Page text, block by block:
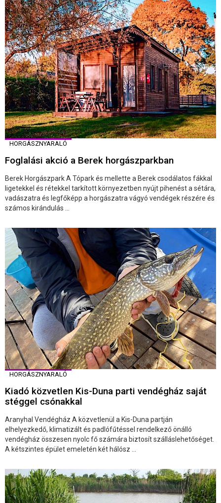
HORGÁSZNYARALÓ
Foglalási akció a Berek horgászparkban
Berek Horgászpark A Tópark és mellette a Berek csodálatos fákkal
ligetekkel és rétekkel tarkított környezetben nyújt pihenést a sétára,
vadászatra és legfőképp a horgászatra vágyó vendégek részére és
számos kirándulás ...
HORGÁSZNYARALÓ
Kiadó közvetlen Kis-Duna parti vendégház saját
stéggel csónakkal
Aranyhal Vendégház A közvetlenül a Kis-Duna partján
elhelyezkedő, klimatizált és padlófűtéssel rendelkező önálló
vendégház összesen nyolc fő számára biztosít szálláslehetőséget.
A kétszintes épület emeletén két hálósz ...